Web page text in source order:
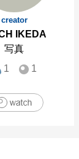
creator
IKEDA
写真
1
1